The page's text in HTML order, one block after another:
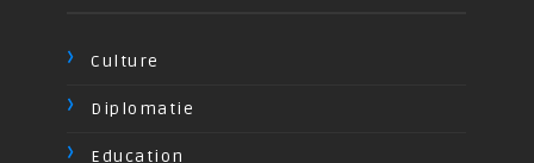
Culture
Diplomatie
Education